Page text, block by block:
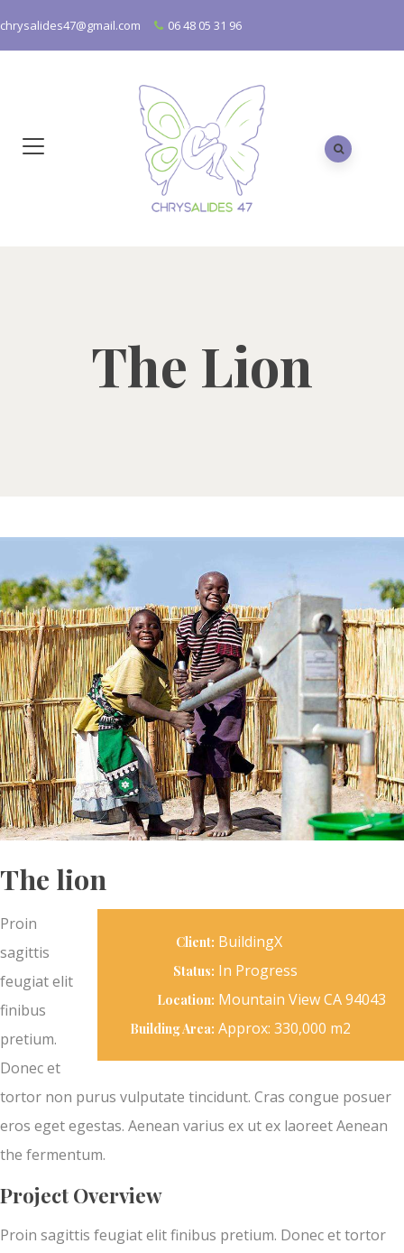
chrysalides47@gmail.com 06 48 05 31 96
The Lion
The lion
Client: BuildingX
Status: In Progress
Location: Mountain View CA 94043
Building Area: Approx: 330,000 m2
Proin
sagittis
feugiat elit
finibus
pretium.
Donec et
tortor non purus vulputate tincidunt. Cras congue posuer
eros eget egestas. Aenean varius ex ut ex laoreet Aenean
the fermentum.
Project Overview
Proin sagittis feugiat elit finibus pretium. Donec et tortor